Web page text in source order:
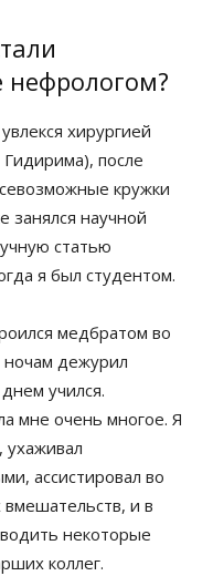
нефрологом?
хирургией
после
кружки
занялся научной
статью
я был студентом.
медбратом во
дежурил
учился.
мне очень многое. Я
ухаживал
ассистировал во
вмешательств, и в
некоторые
коллег.